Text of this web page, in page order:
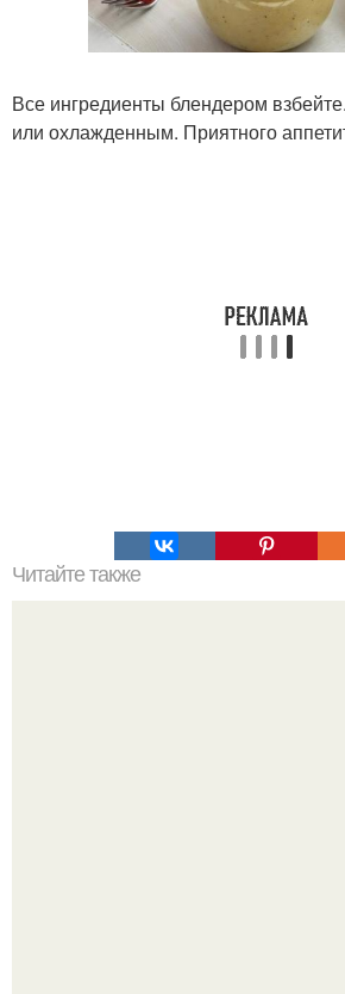
Все ингредиенты блендером
или охлажденным. Приятного
Читайте также